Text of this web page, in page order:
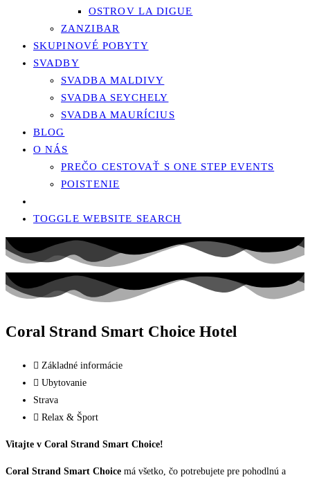
OSTROV LA DIGUE
ZANZIBAR
SKUPINOVÉ POBYTY
SVADBY
SVADBA MALDIVY
SVADBA SEYCHELY
SVADBA MAURÍCIUS
BLOG
O NÁS
PREČO CESTOVAŤ S ONE STEP EVENTS
POISTENIE
TOGGLE WEBSITE SEARCH
Coral Strand Smart Choice Hotel
Základné informácie
Ubytovanie
Strava
Relax & Šport
Vitajte v Coral Strand Smart Choice!
Coral Strand Smart Choice má všetko, čo potrebujete pre pohodlnú a